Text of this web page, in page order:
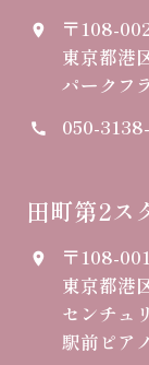
place
〒108-
東京都港
パークフ
call 050-
田町第2ス
place
〒108-
東京都港
センチュ
駅前ピア